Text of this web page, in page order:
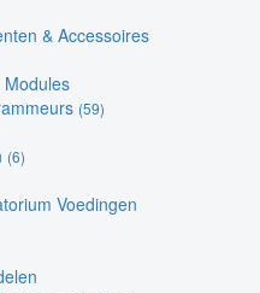
& Accessoires
Modules
(59)
(6)
Voedingen